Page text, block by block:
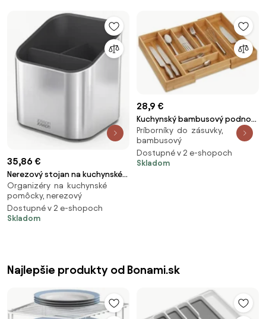
35,86 €
Nerezový stojan na kuchynské
nástroje Joseph Joseph 851645,
Surface
Organizéry na kuchynské
pomôcky, nerezový
Dostupné v 2 e-shopoch
Skladom
28,9 €
Kuchynský bambusový podnos
na príbory, RD32174
Príborníky do zásuvky,
bambusový
Dostupné v 2 e-shopoch
Skladom
Najlepšie produkty od Bonami.sk